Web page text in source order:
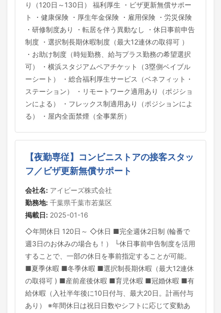
り（120日～130日） 福利厚生 ・ビザ更新無償サポー
ト ・健康保険 ・厚生年金保険 ・雇用保険 ・労災保険
・研修制度あり ・転居を伴う異動なし ・休日事前申告
制度 ・選択制長期休暇制度（最大12連休の取得可 ）
・お助け制度（時短勤務、給与プラス勤務の希望選択
可） ・横浜スタジアムペアチケット（3塁側ベイブル
ーシート） ・総合福利厚生サービス（ベネフィット・
ステーション） ・リモートワーク適用あり（ポジショ
ンによる） ・フレックス制適用あり（ポジションによ
る） ・屋内全面禁煙（全事業所）
【夜勤専従】コンビニストアの接客スタッ
フ／ビザ更新無償サポート
会社名: アイビーズ株式会社
勤務地: 千葉県千葉市若葉区
掲載日: 2025-01-16
◇年間休日 120日～ ◇休日 ■完全週休2日制 (輪番で
週3日のお休みの場合も！） └休日事前申告制度を活用
することで、一部の休日を事前指定することが可能。
■夏季休暇 ■冬季休暇 ■選択制長期休暇（最大12連休
の取得可 ) ■産前産後休暇 ■育児休暇 ■冠婚休暇 ■有
給休暇（入社半年後に10日付与、最大20日。計画付与
あり） ※年間休日は祝日日数やシフトに応じて変動あ